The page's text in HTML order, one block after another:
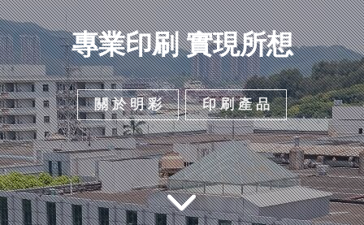
專業印刷 實現所想
關 於 明 彩 印 刷 產 品